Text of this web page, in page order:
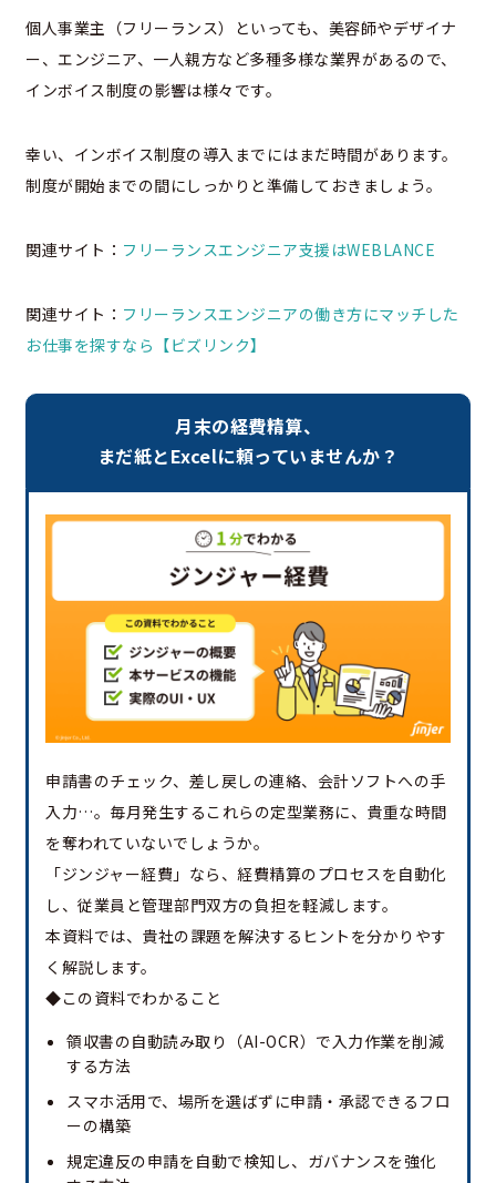
個人事業主（フリーランス）といっても、美容師やデザイナ
ー、エンジニア、一人親方など多種多様な業界があるので、
インボイス制度の影響は様々です。
幸い、インボイス制度の導入までにはまだ時間があります。
制度が開始までの間にしっかりと準備しておきましょう。
関連サイト： フリーランスエンジニア支援はWEBLANCE
関連サイト： フリーランスエンジニアの働き方にマッチした
お仕事を探すなら【ビズリンク】
月末の経費精算、
まだ紙とExcelに頼っていませんか？
申請書のチェック、差し戻しの連絡、会計ソフトへの手
入力…。毎月発生するこれらの定型業務に、貴重な時間
を奪われていないでしょうか。
「ジンジャー経費」なら、経費精算のプロセスを自動化
し、従業員と管理部門双方の負担を軽減します。
本資料では、貴社の課題を解決するヒントを分かりやす
く解説します。
◆この資料でわかること
領収書の自動読み取り（AI-OCR）で入力作業を削減
する方法
スマホ活用で、場所を選ばずに申請・承認できるフロ
ーの構築
規定違反の申請を自動で検知し、ガバナンスを強化